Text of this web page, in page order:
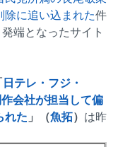
に追い込まれた件
端となったサイト
日テレ・フジ・
会社が担当して偏
れた 」（魚拓） は昨